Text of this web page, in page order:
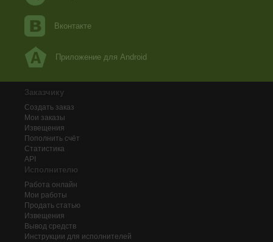
Вконтакте
Приложение для Android
Заказчику
Создать заказ
Мои заказы
Извещения
Пополнить счёт
Статистика
API
Исполнителю
Работа онлайн
Мои работы
Продать статью
Извещения
Вывод средств
Инструкции для исполнителей